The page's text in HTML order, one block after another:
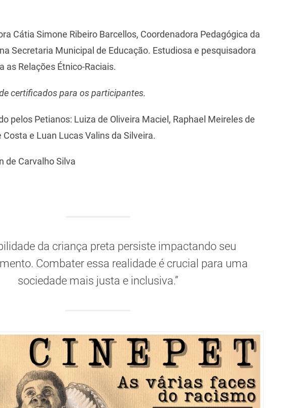
Cátia Simone Ribeiro Barcellos, Coordenadora Pedagógica da
Secretaria Municipal de Educação. Estudiosa e pesquisadora
as Relações Étnico-Raciais.
certificados para os participantes.
pelos Petianos: Luiza de Oliveira Maciel, Raphael Meireles de
Costa e Luan Lucas Valins da Silveira.
de Carvalho Silva
da criança preta persiste impactando seu
Combater essa realidade é crucial para uma
sociedade mais justa e inclusiva.”